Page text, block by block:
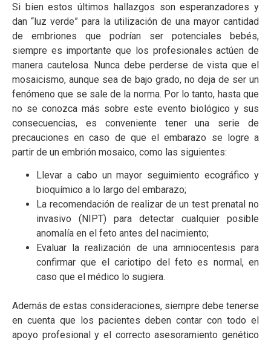
Si bien estos últimos hallazgos son esperanzadores y
dan “luz verde” para la utilización de una mayor cantidad
de embriones que podrían ser potenciales bebés,
siempre es importante que los profesionales actúen de
manera cautelosa. Nunca debe perderse de vista que el
mosaicismo, aunque sea de bajo grado, no deja de ser un
fenómeno que se sale de la norma. Por lo tanto, hasta que
no se conozca más sobre este evento biológico y sus
consecuencias, es conveniente tener una serie de
precauciones en caso de que el embarazo se logre a
partir de un embrión mosaico, como las siguientes:
Llevar a cabo un mayor seguimiento ecográfico y
bioquímico a lo largo del embarazo;
La recomendación de realizar de un test prenatal no
invasivo (NIPT) para detectar cualquier posible
anomalía en el feto antes del nacimiento;
Evaluar la realización de una amniocentesis para
confirmar que el cariotipo del feto es normal, en
caso que el médico lo sugiera.
Además de estas consideraciones, siempre debe tenerse
en cuenta que los pacientes deben contar con todo el
apoyo profesional y el correcto asesoramiento genético